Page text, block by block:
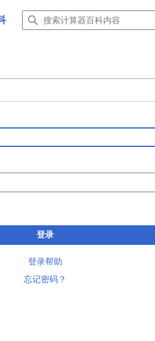
登录
登录帮助
忘记密码？